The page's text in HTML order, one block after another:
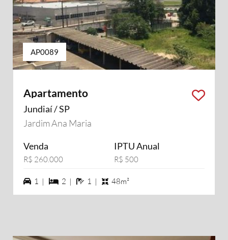
AP0089
Apartamento
Jundiaí / SP
Jardim Ana Maria
Venda
R$ 260.000
IPTU Anual
R$ 500
1 vagas na garagem
1 | 2 dormiórios
2 | 1 banheiros
1 | 48m²